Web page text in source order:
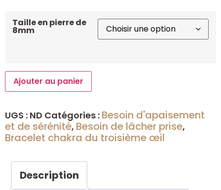
Taille en pierre de
8mm
Ajouter au panier
UGS : ND Catégories : Besoin d'apaisement
et de sérénité, Besoin de lâcher prise,
Bracelet chakra du troisième œil
Description